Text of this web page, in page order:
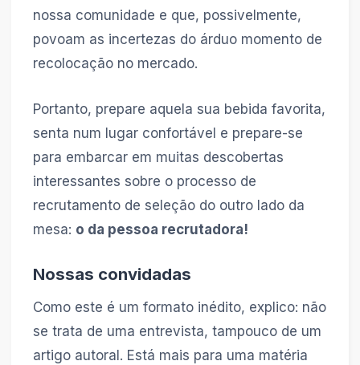
nossa comunidade e que, possivelmente,
povoam as incertezas do árduo momento de
recolocação no mercado.
Portanto, prepare aquela sua bebida favorita,
senta num lugar confortável e prepare-se
para embarcar em muitas descobertas
interessantes sobre o processo de
recrutamento de seleção do outro lado da
mesa: o da pessoa recrutadora!
Nossas convidadas
Como este é um formato inédito, explico: não
se trata de uma entrevista, tampouco de um
artigo autoral. Está mais para uma matéria